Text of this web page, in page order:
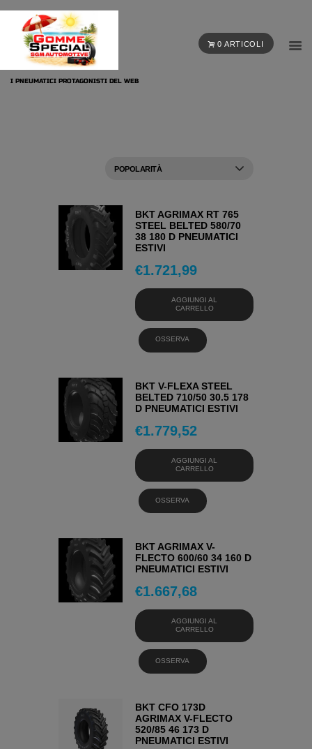
0 ARTICOLI
I PNEUMATICI PROTAGONISTI DEL WEB
BKT AGRIMAX RT 765
STEEL BELTED 580/70
38 180 D PNEUMATICI
ESTIVI
€1.721,99
AGGIUNGI AL
CARRELLO
OSSERVA
BKT V-FLEXA STEEL
BELTED 710/50 30.5 178
D PNEUMATICI ESTIVI
€1.779,52
AGGIUNGI AL
CARRELLO
OSSERVA
BKT AGRIMAX V-
FLECTO 600/60 34 160 D
PNEUMATICI ESTIVI
€1.667,68
AGGIUNGI AL
CARRELLO
OSSERVA
BKT CFO 173D
AGRIMAX V-FLECTO
520/85 46 173 D
PNEUMATICI ESTIVI